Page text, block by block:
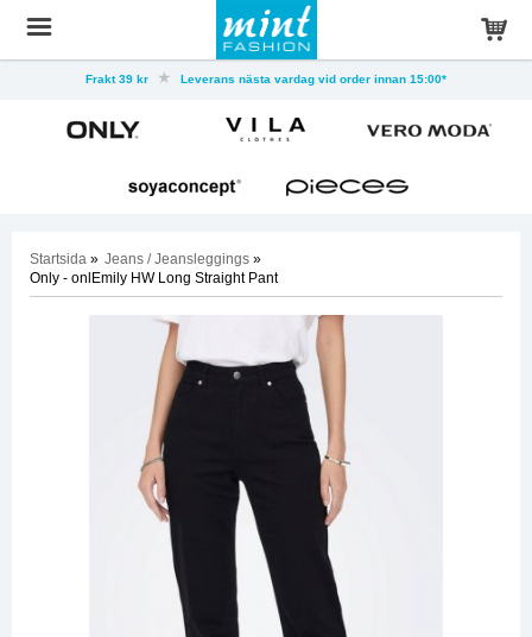
Frakt 39 kr Leverans nästa vardag vid order innan 15:00*
Startsida » Jeans / Jeansleggings »
Only - onlEmily HW Long Straight Pant